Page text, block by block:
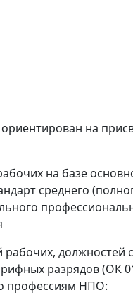
на
на базе
среднего
разрядов (ОК
профессиям НПО: